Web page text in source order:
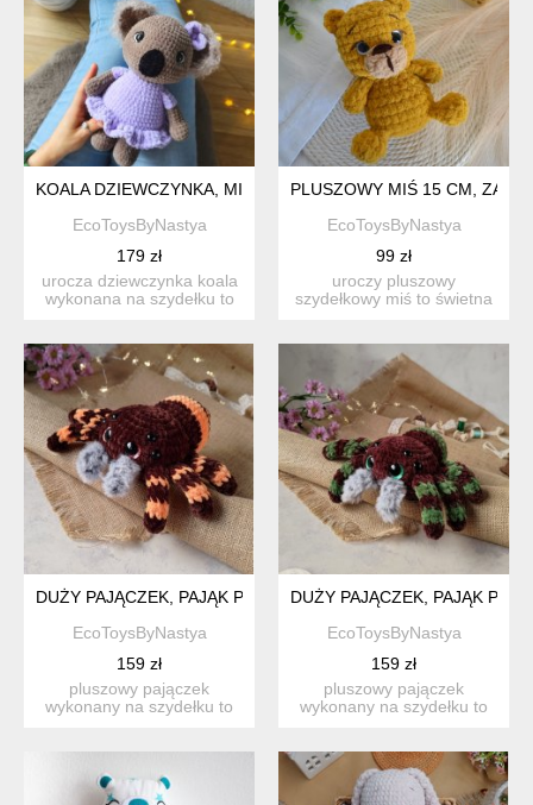
KOALA DZIEWCZYNKA, MIŚ PLUSZOWY NA PREZENT,
EcoToysByNastya
179 zł
urocza dziewczynka koala
wykonana na szydełku to
PLUSZOWY MIŚ 15 CM,
EcoToysByNastya
99 zł
uroczy pluszowy
szydełkowy miś to świetna
DUŻY PAJĄCZEK, PAJĄK PLUSZOWY, PRZYTULANKA DLA
EcoToysByNastya
159 zł
pluszowy pajączek
wykonany na szydełku to
DUŻY PAJĄCZEK, PAJĄK
EcoToysByNastya
159 zł
pluszowy pajączek
wykonany na szydełku to